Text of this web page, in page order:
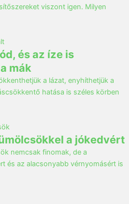
viszont igen. Milyen
és az íze is
mák
a lázat, enyhíthetjük a
hatása is széles körben
a jókedvért
nemcsak finomak, de a
és az alacsonyabb vérnyomásért is